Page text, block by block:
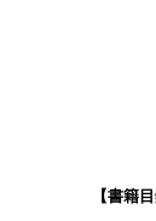
【書籍目